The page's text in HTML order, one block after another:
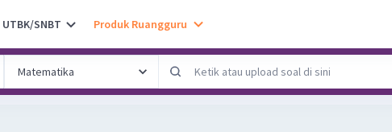
UTBK/SNBT Produk Ruangguru